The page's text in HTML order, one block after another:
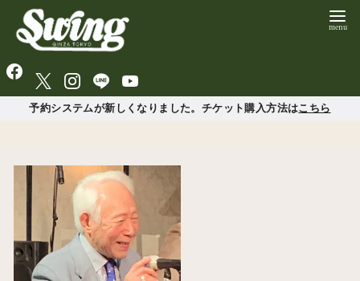
予約システムが新しくなりました。チケット購入方法はこちら